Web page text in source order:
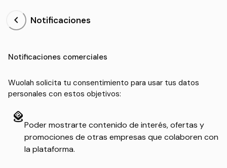
chevron_left Notificaciones
Notificaciones comerciales
Wuolah solicita tu consentimiento para usar tus datos
personales con estos objetivos:
ar_stickers
Poder mostrarte contenido de interés, ofertas y
promociones de otras empresas que colaboren con
la plataforma.